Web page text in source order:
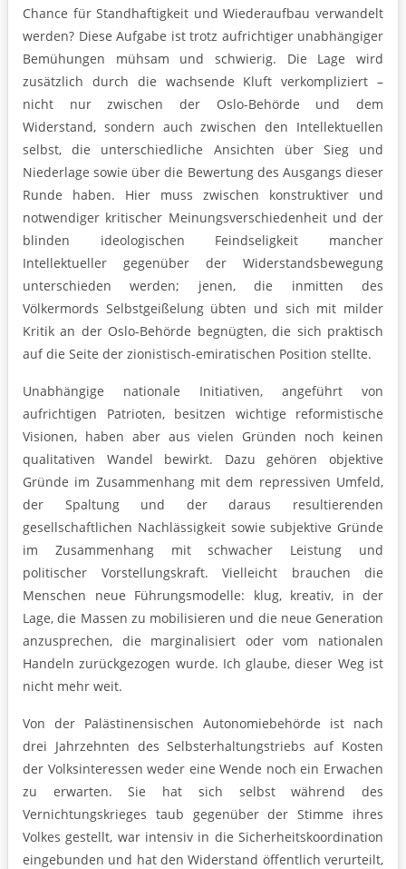
Chance für Standhaftigkeit und Wiederaufbau verwandelt
werden? Diese Aufgabe ist trotz aufrichtiger unabhängiger
Bemühungen mühsam und schwierig. Die Lage wird
zusätzlich durch die wachsende Kluft verkompliziert –
nicht nur zwischen der Oslo-Behörde und dem
Widerstand, sondern auch zwischen den Intellektuellen
selbst, die unterschiedliche Ansichten über Sieg und
Niederlage sowie über die Bewertung des Ausgangs dieser
Runde haben. Hier muss zwischen konstruktiver und
notwendiger kritischer Meinungsverschiedenheit und der
blinden ideologischen Feindseligkeit mancher
Intellektueller gegenüber der Widerstandsbewegung
unterschieden werden; jenen, die inmitten des
Völkermords Selbstgeißelung übten und sich mit milder
Kritik an der Oslo-Behörde begnügten, die sich praktisch
auf die Seite der zionistisch-emiratischen Position stellte.
Unabhängige nationale Initiativen, angeführt von
aufrichtigen Patrioten, besitzen wichtige reformistische
Visionen, haben aber aus vielen Gründen noch keinen
qualitativen Wandel bewirkt. Dazu gehören objektive
Gründe im Zusammenhang mit dem repressiven Umfeld,
der Spaltung und der daraus resultierenden
gesellschaftlichen Nachlässigkeit sowie subjektive Gründe
im Zusammenhang mit schwacher Leistung und
politischer Vorstellungskraft. Vielleicht brauchen die
Menschen neue Führungsmodelle: klug, kreativ, in der
Lage, die Massen zu mobilisieren und die neue Generation
anzusprechen, die marginalisiert oder vom nationalen
Handeln zurückgezogen wurde. Ich glaube, dieser Weg ist
nicht mehr weit.
Von der Palästinensischen Autonomiebehörde ist nach
drei Jahrzehnten des Selbsterhaltungstriebs auf Kosten
der Volksinteressen weder eine Wende noch ein Erwachen
zu erwarten. Sie hat sich selbst während des
Vernichtungskrieges taub gegenüber der Stimme ihres
Volkes gestellt, war intensiv in die Sicherheitskoordination
eingebunden und hat den Widerstand öffentlich verurteilt,